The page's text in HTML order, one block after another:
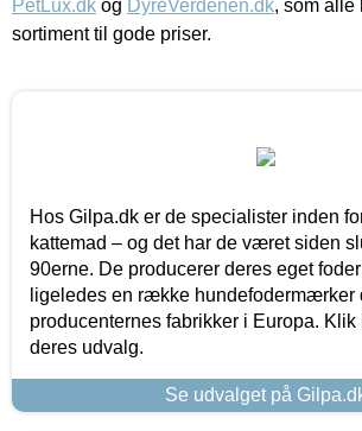
PetLux.dk og DyreVerdenen.dk, som alle
sortiment til gode priser.
Hos Gilpa.dk er de specialister inden
kattemad – og det har de været siden
90erne. De producerer deres eget
ligeledes en række hundefodermærker
producenternes fabrikker i Europa. Klik
deres udvalg.
Se udvalget på